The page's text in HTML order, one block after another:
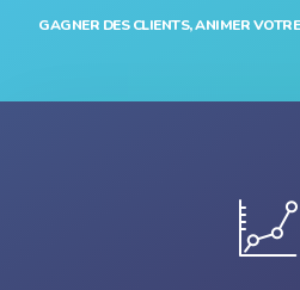
GAGNER DES CLIENTS, ANIMER